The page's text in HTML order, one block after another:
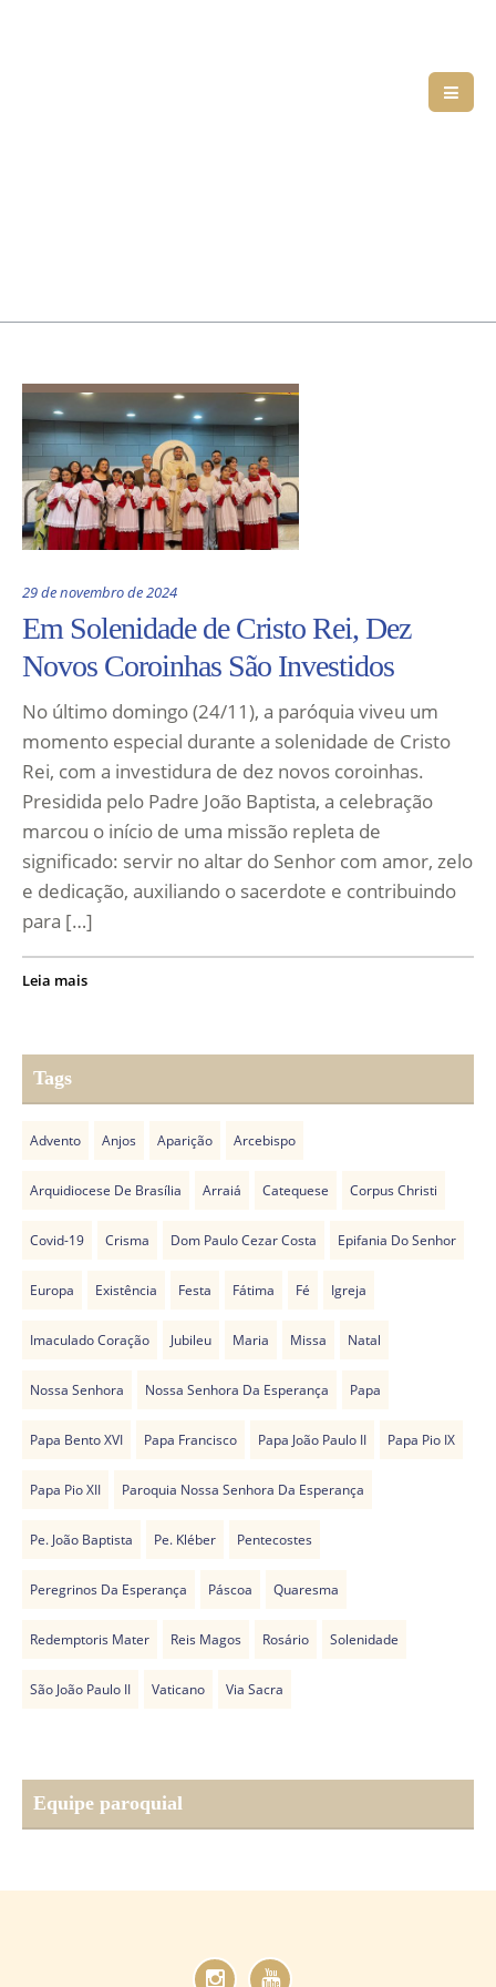
29 de novembro de 2024
Em Solenidade de Cristo Rei, Dez
Novos Coroinhas São Investidos
No último domingo (24/11), a paróquia viveu um
momento especial durante a solenidade de Cristo
Rei, com a investidura de dez novos coroinhas.
Presidida pelo Padre João Baptista, a celebração
marcou o início de uma missão repleta de
significado: servir no altar do Senhor com amor, zelo
e dedicação, auxiliando o sacerdote e contribuindo
para […]
Leia mais
Tags
Advento Anjos Aparição Arcebispo
Arquidiocese De Brasília Arraiá Catequese Corpus Christi
Covid-19 Crisma Dom Paulo Cezar Costa Epifania Do Senhor
Europa Existência Festa Fátima Fé Igreja
Imaculado Coração Jubileu Maria Missa Natal
Nossa Senhora Nossa Senhora Da Esperança Papa
Papa Bento XVI Papa Francisco Papa João Paulo II Papa Pio IX
Papa Pio XII Paroquia Nossa Senhora Da Esperança
Pe. João Baptista Pe. Kléber Pentecostes
Peregrinos Da Esperança Páscoa Quaresma
Redemptoris Mater Reis Magos Rosário Solenidade
São João Paulo II Vaticano Via Sacra
Equipe paroquial